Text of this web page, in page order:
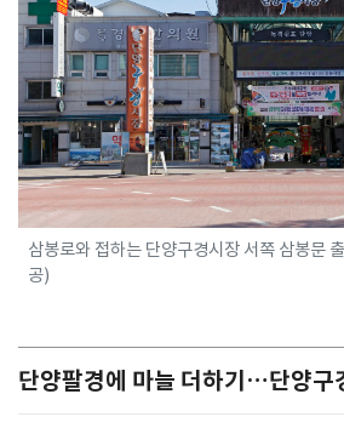
삼봉로와 접하는 단양구경시장 서쪽 삼봉문
공)
단양팔경에 마늘 더하기…단양구